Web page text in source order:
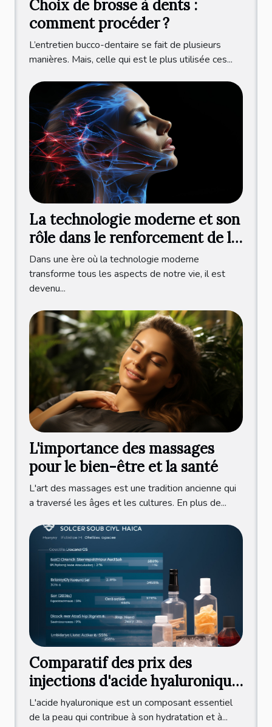
Choix de brosse à dents :
comment procéder ?
L’entretien bucco-dentaire se fait de plusieurs
manières. Mais, celle qui est le plus utilisée ces...
La technologie moderne et son
rôle dans le renforcement de la
mâchoire
Dans une ère où la technologie moderne
transforme tous les aspects de notre vie, il est
devenu...
L'importance des massages
pour le bien-être et la santé
L'art des massages est une tradition ancienne qui
a traversé les âges et les cultures. En plus de...
Comparatif des prix des
injections d'acide hyaluronique
à l'international
L'acide hyaluronique est un composant essentiel
de la peau qui contribue à son hydratation et à...